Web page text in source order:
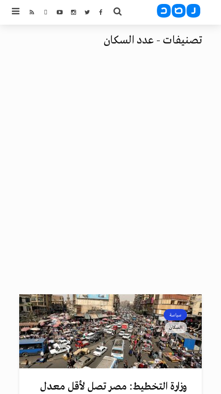
تصنيفات - عدد السكان
سياسة
السكان
وزارة التخطيط: مصر تصل لأقل معدل